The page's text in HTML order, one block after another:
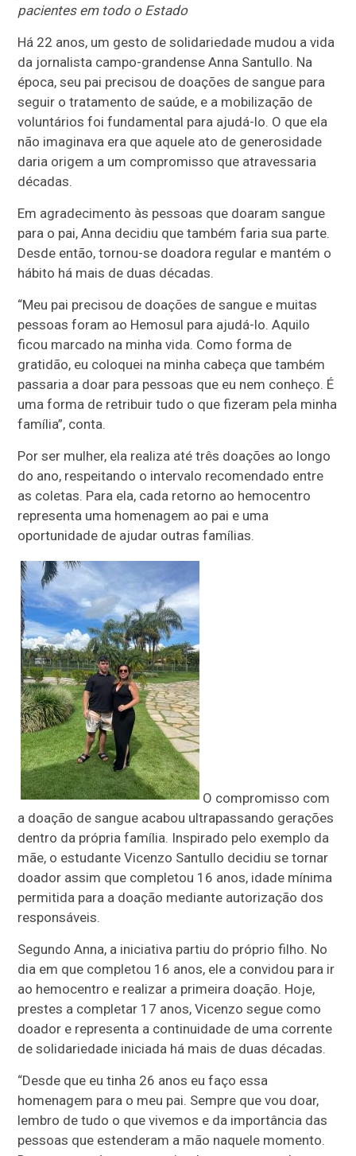
pacientes em todo o Estado
Há 22 anos, um gesto de solidariedade mudou a vida
da jornalista campo-grandense Anna Santullo. Na
época, seu pai precisou de doações de sangue para
seguir o tratamento de saúde, e a mobilização de
voluntários foi fundamental para ajudá-lo. O que ela
não imaginava era que aquele ato de generosidade
daria origem a um compromisso que atravessaria
décadas.
Em agradecimento às pessoas que doaram sangue
para o pai, Anna decidiu que também faria sua parte.
Desde então, tornou-se doadora regular e mantém o
hábito há mais de duas décadas.
“Meu pai precisou de doações de sangue e muitas
pessoas foram ao Hemosul para ajudá-lo. Aquilo
ficou marcado na minha vida. Como forma de
gratidão, eu coloquei na minha cabeça que também
passaria a doar para pessoas que eu nem conheço. É
uma forma de retribuir tudo o que fizeram pela minha
família”, conta.
Por ser mulher, ela realiza até três doações ao longo
do ano, respeitando o intervalo recomendado entre
as coletas. Para ela, cada retorno ao hemocentro
representa uma homenagem ao pai e uma
oportunidade de ajudar outras famílias.
O compromisso com
a doação de sangue acabou ultrapassando gerações
dentro da própria família. Inspirado pelo exemplo da
mãe, o estudante Vicenzo Santullo decidiu se tornar
doador assim que completou 16 anos, idade mínima
permitida para a doação mediante autorização dos
responsáveis.
Segundo Anna, a iniciativa partiu do próprio filho. No
dia em que completou 16 anos, ele a convidou para ir
ao hemocentro e realizar a primeira doação. Hoje,
prestes a completar 17 anos, Vicenzo segue como
doador e representa a continuidade de uma corrente
de solidariedade iniciada há mais de duas décadas.
“Desde que eu tinha 26 anos eu faço essa
homenagem para o meu pai. Sempre que vou doar,
lembro de tudo o que vivemos e da importância das
pessoas que estenderam a mão naquele momento.